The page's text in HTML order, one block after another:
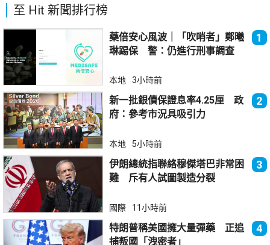
至 Hit 新聞排行榜
藥倍安心風波｜「吹哨者」鄭曦
琳踢保 警：仍進行刑事調查
1
本地 3小時前
新一批銀債保證息率4.25厘 政
府：參考市況具吸引力
2
本地 5小時前
伊朗總統指聯絡穆傑塔巴非常困
難 斥有人試圖製造分裂
3
國際 11小時前
特朗普稱美國擁大量彈藥 正追
捕叛國「洩密者」
4